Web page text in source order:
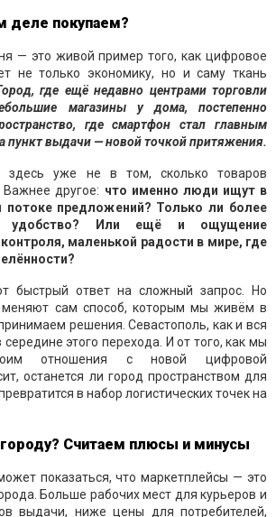
деле покупаем?
— это живой пример того, как цифровое
не только экономику, но и саму ткань
где ещё недавно центрами торговли
магазины у дома, постепенно
где смартфон стал главным
пункт выдачи — новой точкой притяжения.
здесь уже не в том, сколько товаров
Важнее другое: что именно люди ищут в
потоке предложений? Только ли более
удобство? Или ещё и ощущение
маленькой радости в мире, где
быстрый ответ на сложный запрос. Но
меняют сам способ, которым мы живём в
решения. Севастополь, как и вся
середине этого перехода. И от того, как мы
отношения с новой цифровой
останется ли город пространством для
в набор логистических точек на
Считаем плюсы и минусы
показаться, что маркетплейсы — это
Больше рабочих мест для курьеров и
выдачи, ниже цены для потребителей,